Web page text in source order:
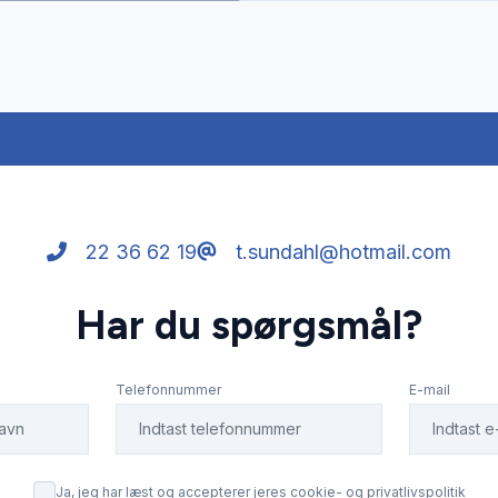
22 36 62 19 t.sundahl@hotmail.com
Har du spørgsmål?
Telefonnummer E-mail
Ja, jeg har læst og accepterer jeres cookie- og privatlivspolitik